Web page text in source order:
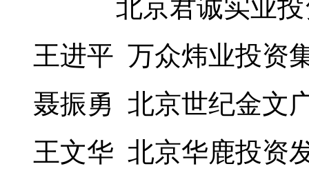
北京君诚实业投资
王进平 万众炜业投资
聂振勇 北京世纪金文
王文华 北京华鹿投资